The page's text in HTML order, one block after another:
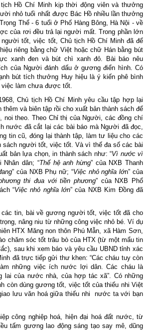
Hồ Chí Minh kịp thời động viên và thưởng
nhỏ tuổi nhất được Bác Hồ nhiều lần thưởng
Thể - 6 tuổi ở Phố Hàng Bông, Hà Nội - về
của rơi đều trả lại người mất. Trong phần lớn
tốt, việc tốt, Chủ tịch Hồ Chí Minh đã để
riêng bằng chữ Việt hoặc chữ Hán bằng bút
xanh đen và bút chì xanh đỏ. Bài báo nêu
của Người đánh dấu ở gương điển hình. Có
bút tích thưởng Huy hiệu là ý kiến phê bình
làm chưa được tốt.
Chủ tịch Hồ Chí Minh yêu cầu tập hợp lại
thêm và biên tập rồi cho xuất bản thành sách để
noi theo. Theo Chỉ thị của Người, các đồng chí
nước đã cắt lại các bài báo mà Người đã đọc,
tin cũ, đóng lại thành tập, làm tư liệu cho các
sách người tốt, việc tốt. Và vì thế đa số các bài
bản lựa chọn, in thành sách như: “Vì nước vì
dân; “Thế hệ anh hừng” của NXB Thanh
” của NXB Phụ nữ; “Việc nhỏ nghĩa lớn” của
thi đua với tiền phương” của NXB Phổ
“Việc nhỏ nghĩa lớn” của NXB Kim Đồng đã
các tin, bài về gương người tốt, việc tốt đã cho
nâng niu từ những công việc nhỏ bé. Ví dụ
HTX Măng non thôn Phú Mẫn, xã Hàm Sơn,
chăm sóc tốt trâu bò của HTX (từ một mẩu tin
), sau khi xem báo và yêu cầu UBND tỉnh xác
đã trực tiếp gửi thư khen: “Các cháu tuy còn
những việc ích nước lợi dân. Các cháu là
lai của nước nhà, của hợp tác xã”. Có những
còn dùng gương tốt, việc tốt của thiếu nhi Việt
lưu văn hoá giữa thiếu nhi nước ta với bạn
công nghiệp hoá, hiện đại hoá đất nước, từ
tấm gương lao động sáng tạo say mê, dũng